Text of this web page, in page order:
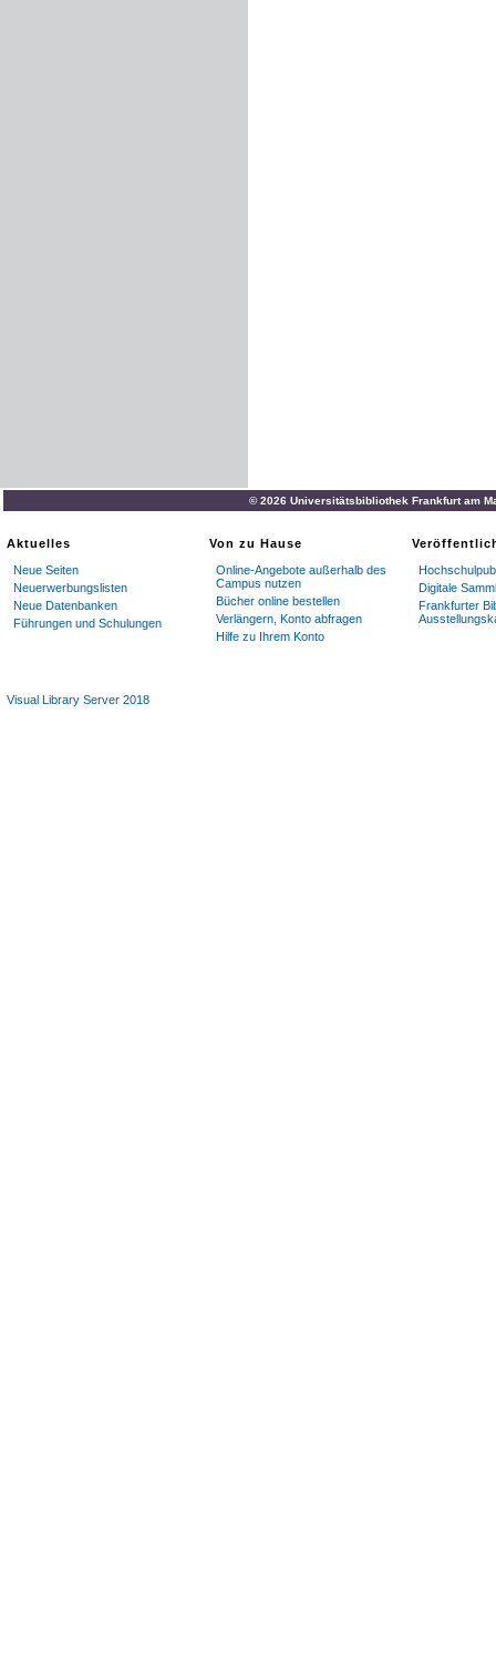
© 2026 Universitätsbibliothek Frankfurt am
Aktuelles
Neue Seiten
Neuerwerbungslisten
Neue Datenbanken
Führungen und Schulungen
Von zu Hause
Online-Angebote außerhalb des
Campus nutzen
Bücher online bestellen
Verlängern, Konto abfragen
Hilfe zu Ihrem Konto
Digitale
Frankfurter
Visual Library Server 2018